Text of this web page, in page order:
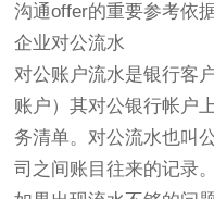
沟通offer的重要参考依据
企业对公流水
对公账户流水是银行客
账户）其对公银行帐户
务清单。对公流水也叫
司之间账目往来的记录